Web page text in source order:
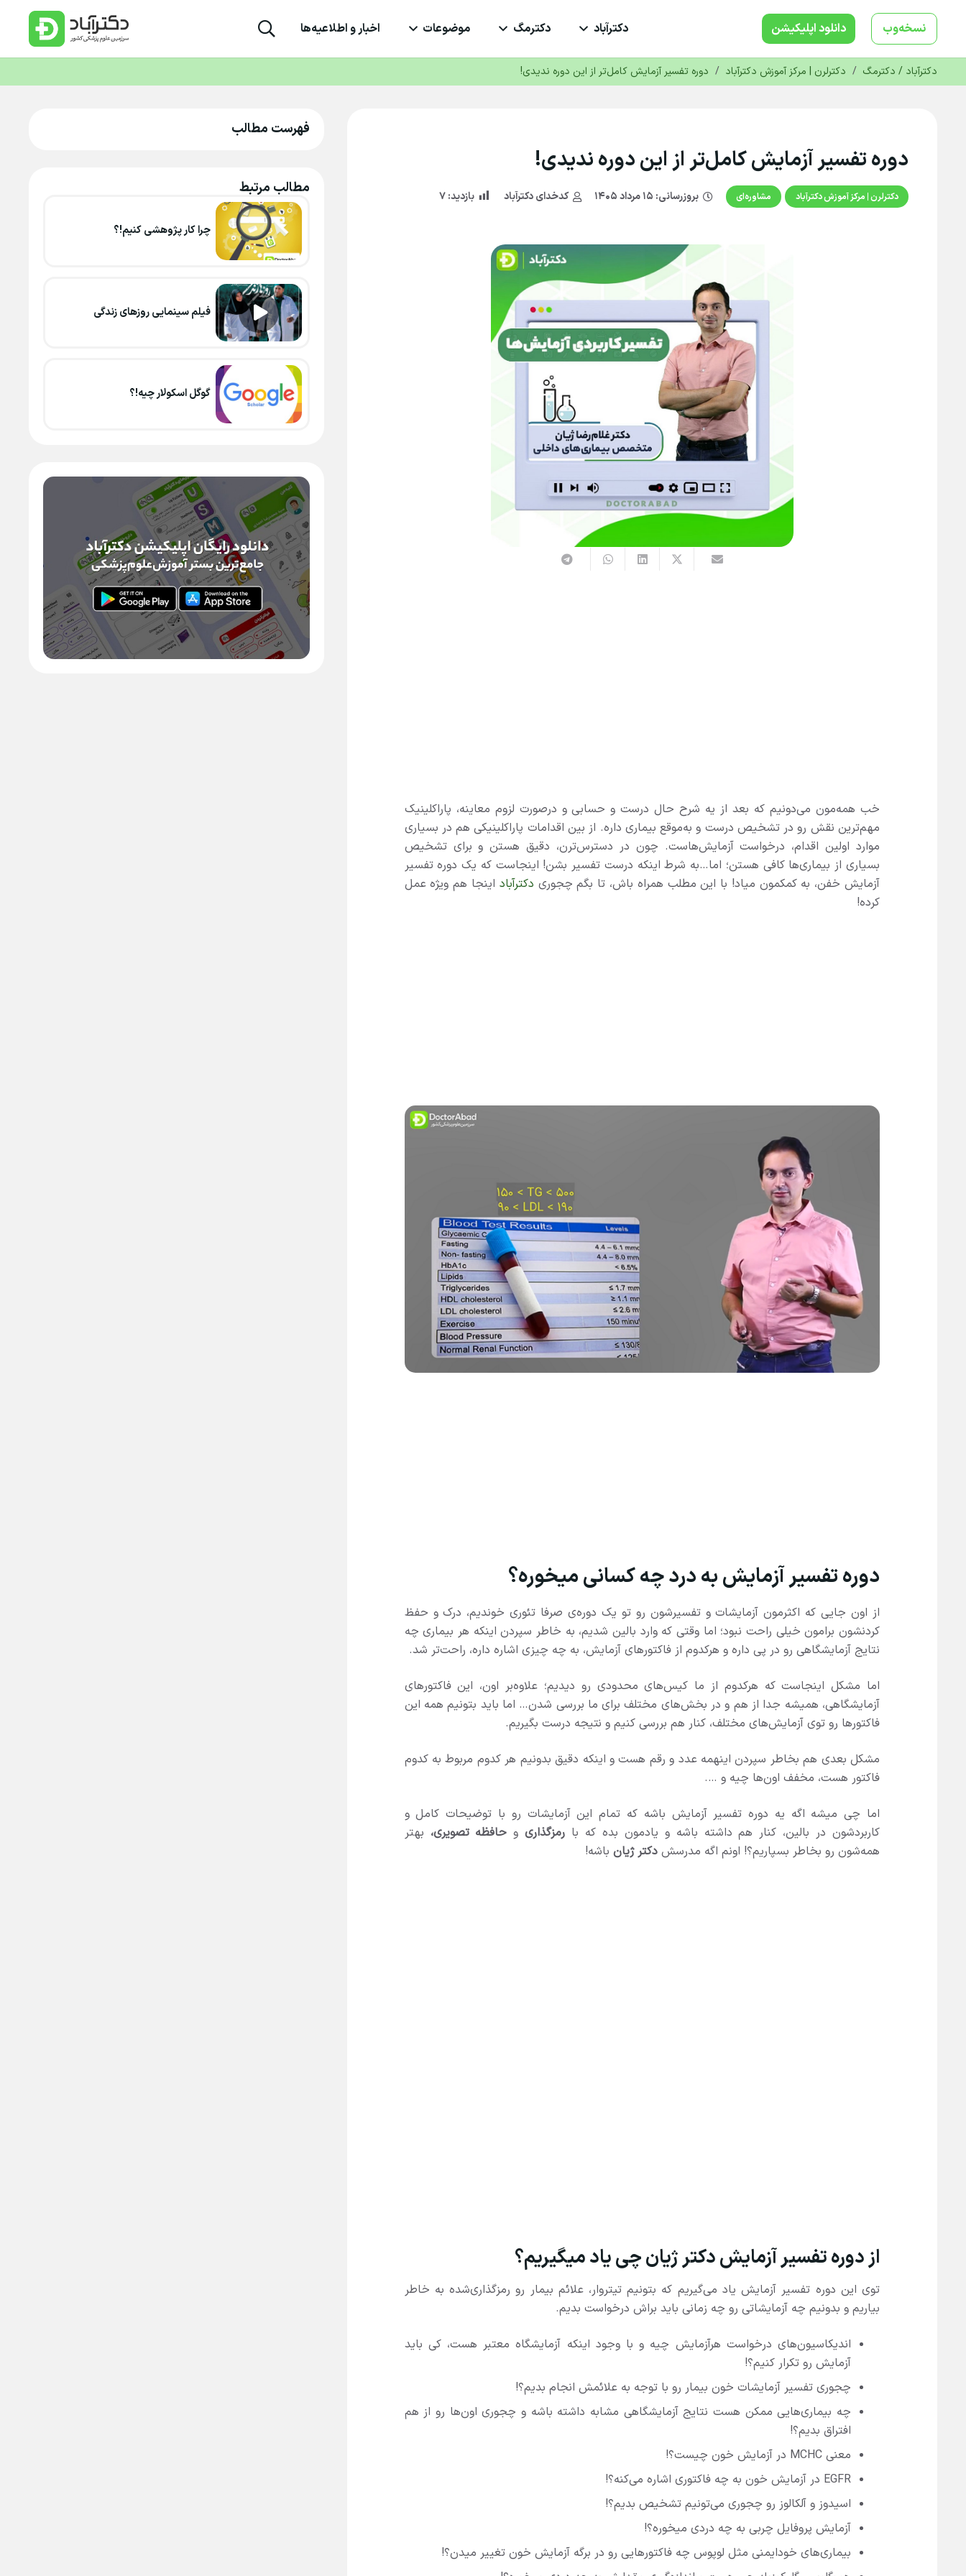
نسخه‌وب دانلود‌ اپلیکیشن دکترآباد دکترمگ موضوعات اخبار و اطلاعیه‌ها
دکترآباد / دکترمگ / دکترلرن | مرکز آموزش دکترآباد / دوره تفسیر آزمایش کامل‌تر از این دوره ندیدی!
دوره تفسیر آزمایش کامل‌تر از این دوره ندیدی!
دکترلرن | مرکز آموزش دکترآباد مشاوره‌ای بروزرسانی: کدخدای دکترآباد بازدید:۷
خب همه‌مون می‌دونیم که بعد از یه شرح حال درست و حسابی و درصورت لزوم معاینه، پاراکلینیک
مهم‌ترین نقش رو در تشخیص درست و به‌موقع بیماری داره. از بین اقدامات پاراکلینیکی هم در بسیاری
موارد اولین اقدام، درخواست آزمایش‌هاست. چون در دسترس‌ترن، دقیق هستن و برای تشخیص
بسیاری از بیماری‌ها کافی‌ هستن؛ اما‌‌‌…به شرط اینکه درست تفسیر بشن! اینجاست که یک دوره تفسیر
آزمایش خفن، به کمکمون میاد! با این مطلب همراه باش، تا بگم چجوری دکترآباد اینجا هم ویژه عمل
کرده!
دوره تفسیر آزمایش‌ به ‌درد چه کسانی میخوره؟
از اون جایی که اکثرمون آزمایشات و تفسیرشون رو تو یک دوره‌ی صرفا تئوری خوندیم، درک و حفظ
کردنشون برامون خیلی راحت نبود؛ اما وقتی که وارد بالین شدیم، به خاطر سپردن اینکه هر بیماری چه
نتایج آزمایشگاهی رو در پی داره و هرکدوم از فاکتورهای آزمایش، به چه چیزی اشاره داره، راحت‌تر شد.
اما مشکل اینجاست که هرکدوم از ما کیس‌های محدودی رو دیدیم؛ علاوه‌بر اون، این فاکتورهای
آزمایشگاهی، همیشه جدا از هم و در بخش‌های مختلف برای ما بررسی شدن… اما باید بتونیم همه این
فاکتورها رو توی آزمایش‌های مختلف، کنار هم بررسی کنیم و نتیجه درست بگیریم.
مشکل بعدی هم بخاطر سپردن اینهمه عدد و رقم هست و اینکه دقیق بدونیم هر کدوم مربوط به کدوم
فاکتور هست، مخفف‌ اون‌ها چیه و ….
اما چی میشه اگه یه دوره تفسیر آزمایش باشه که تمام این آزمایشات رو با توضیحات کامل و
کاربردشون در بالین، کنار هم داشته باشه و یادمون بده که با رمزگذاریو حافظه تصویری، بهتر
همه‌شون رو بخاطر بسپاریم؟! اونم اگه مدرسش دکتر ژیان باشه!
از دوره‌ تفسیر آزمایش دکتر ژیان چی یاد میگیریم؟
توی این دوره تفسیر آزمایش یاد می‌گیریم که بتونیم تیتروار، علائم بیمار رو رمزگذاری‌شده به خاطر
بیاریم و بدونیم چه آزمایشاتی رو چه زمانی باید براش درخواست بدیم.
اندیکاسیون‌های درخواست هرآزمایش چیه و با وجود اینکه آزمایشگاه معتبر هست، کی باید
آزمایش رو تکرار کنیم؟!
چجوری تفسیر آزمایشات خون بیمار رو با توجه به علائمش انجام بدیم؟!
چه بیماری‌هایی ممکن هست نتایج آزمایشگاهی مشابه داشته باشه و چجوری اون‌ها رو از هم
افتراق بدیم؟!
معنی MCHC در آزمایش خون چیست؟!
EGFR در آزمایش خون به چه فاکتوری اشاره می‌کنه؟!
اسیدوز و آلکالوز رو چجوری می‌تونیم تشخیص بدیم؟!
آزمایش پروفایل چربی به چه دردی میخوره؟!
بیماری‌های خودایمنی مثل لوپوس چه فاکتورهایی رو در برگه آزمایش خون تغییر میدن؟!
فهرست مطالب
مطالب مرتبط
چرا کار پژوهشی کنیم!؟
فیلم سینمایی روزهای زندگی
گوگل اسکولار چیه!؟